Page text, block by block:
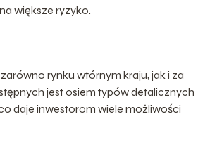
większe ryzyko.
rynku wtórnym kraju, jak i za
jest osiem typów detalicznych
daje inwestorom wiele możliwości